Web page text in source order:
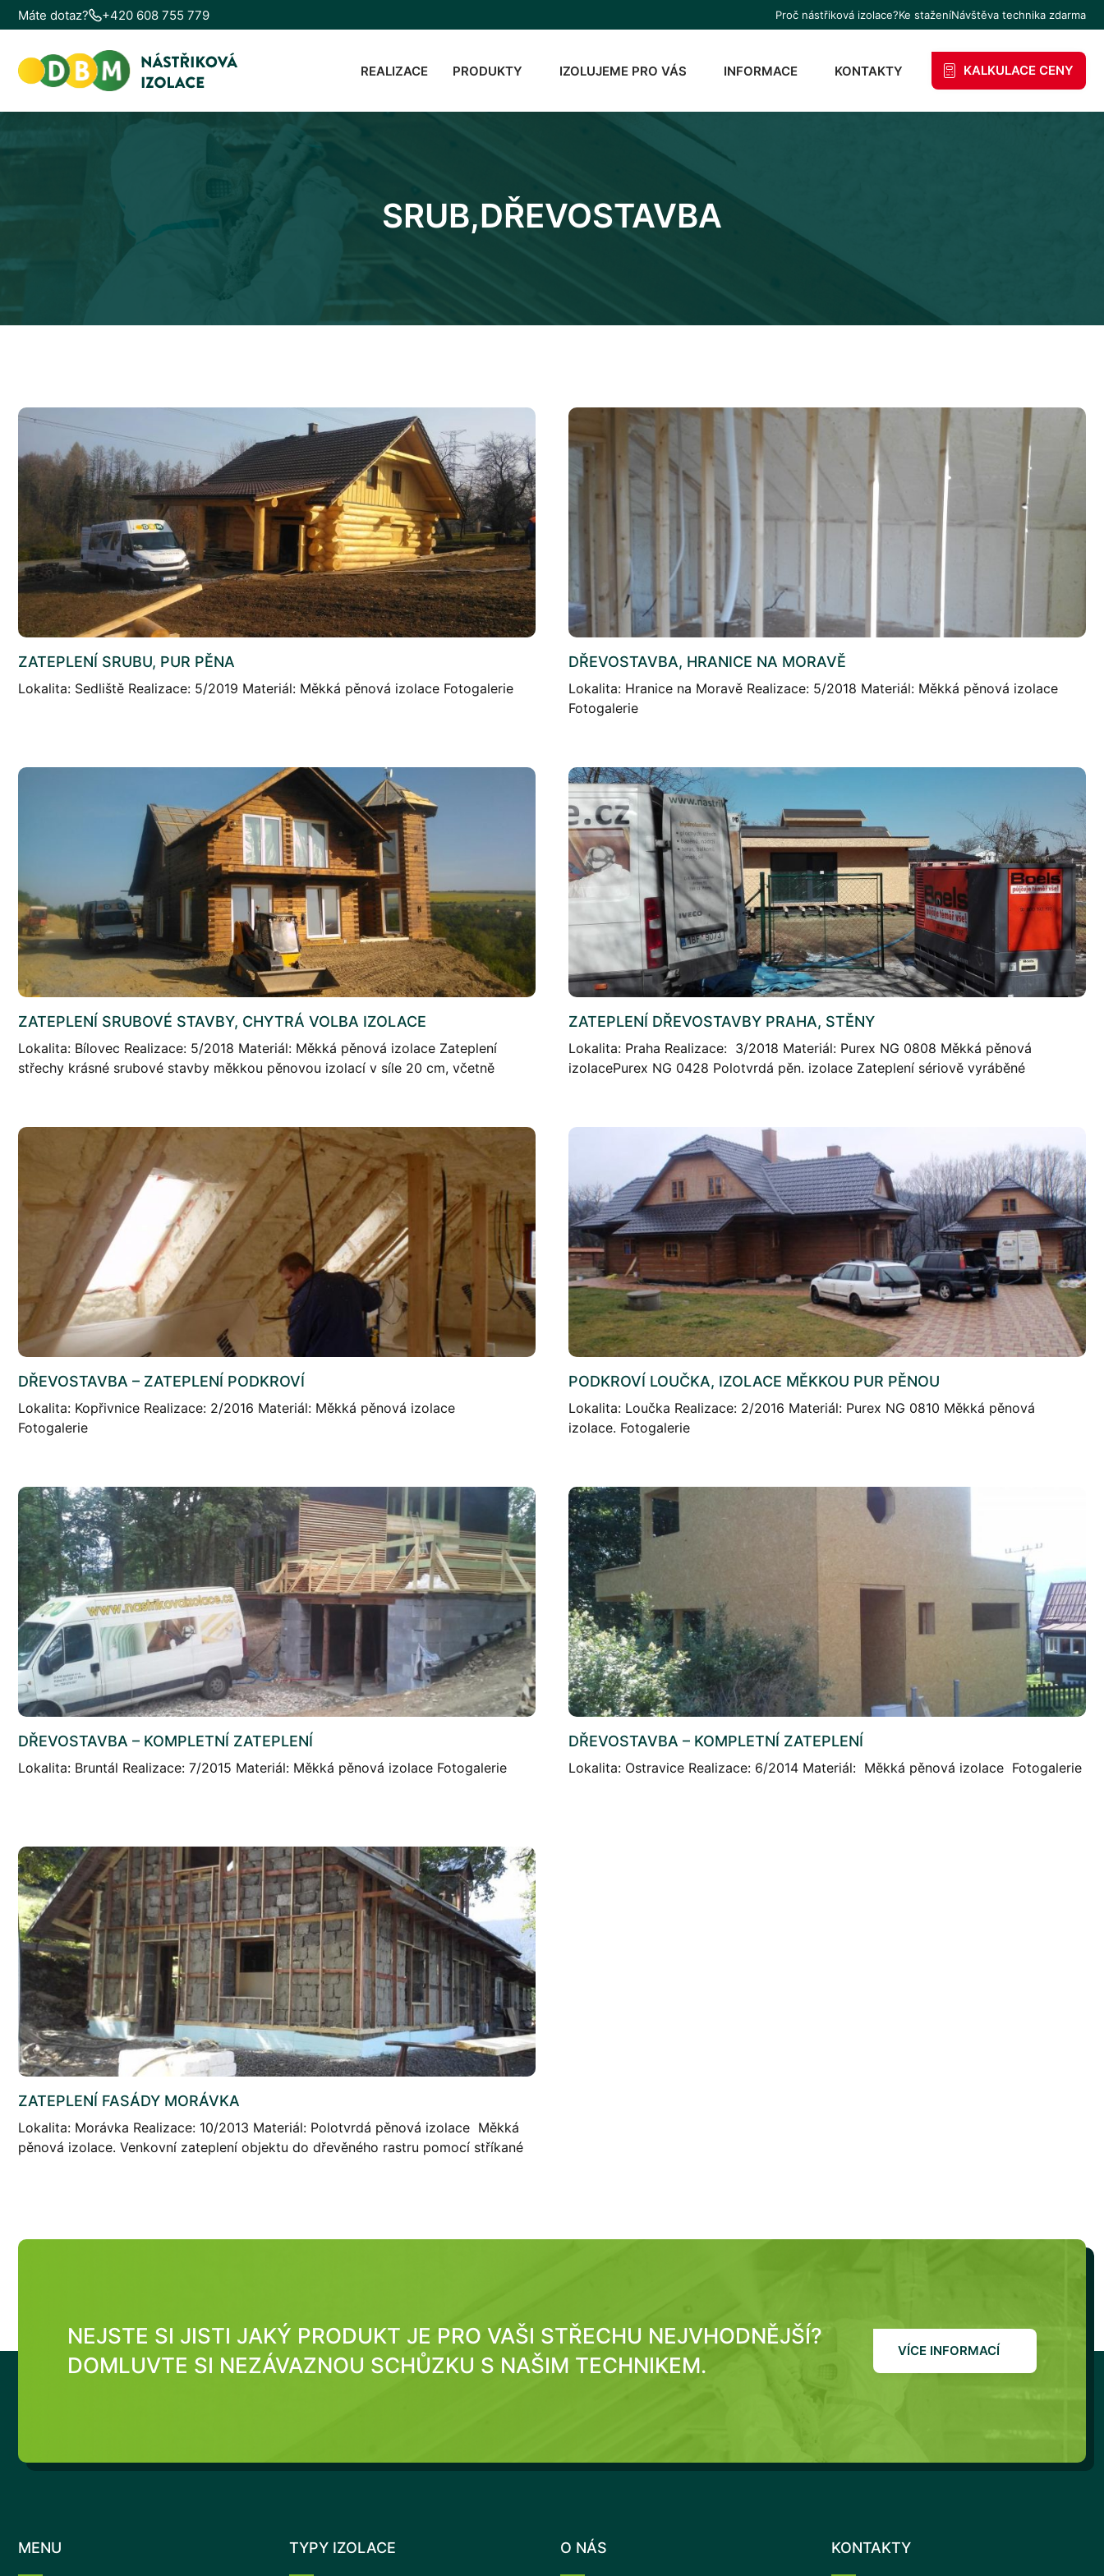
Máte dotaz? +420 608 755 779 Proč nástřiková izolace?Ke staženíNávštěva technika zdarma
REALIZACE PRODUKTY IZOLUJEME PRO VÁS INFORMACE KONTAKTY KALKULACE CENY
SRUB,DŘEVOSTAVBA
ZATEPLENÍ SRUBU, PUR PĚNA
Lokalita: Sedliště Realizace: 5/2019 Materiál: Měkká pěnová izolace Fotogalerie
DŘEVOSTAVBA, HRANICE NA MORAVĚ
Lokalita: Hranice na Moravě Realizace: 5/2018 Materiál: Měkká pěnová izolace
Fotogalerie
ZATEPLENÍ SRUBOVÉ STAVBY, CHYTRÁ VOLBA IZOLACE
Lokalita: Bílovec Realizace: 5/2018 Materiál: Měkká pěnová izolace Zateplení
střechy krásné srubové stavby měkkou pěnovou izolací v síle 20 cm, včetně
ZATEPLENÍ DŘEVOSTAVBY PRAHA, STĚNY
Lokalita: Praha Realizace: 3/2018 Materiál: Purex NG 0808 Měkká pěnová
izolacePurex NG 0428 Polotvrdá pěn. izolace Zateplení sériově vyráběné
DŘEVOSTAVBA – ZATEPLENÍ PODKROVÍ
Lokalita: Kopřivnice Realizace: 2/2016 Materiál: Měkká pěnová izolace
Fotogalerie
PODKROVÍ LOUČKA, IZOLACE MĚKKOU PUR PĚNOU
Lokalita: Loučka Realizace: 2/2016 Materiál: Purex NG 0810 Měkká pěnová
izolace. Fotogalerie
DŘEVOSTAVBA – KOMPLETNÍ ZATEPLENÍ
Lokalita: Bruntál Realizace: 7/2015 Materiál: Měkká pěnová izolace Fotogalerie
DŘEVOSTAVBA – KOMPLETNÍ ZATEPLENÍ
Lokalita: Ostravice Realizace: 6/2014 Materiál: Měkká pěnová izolace Fotogalerie
ZATEPLENÍ FASÁDY MORÁVKA
Lokalita: Morávka Realizace: 10/2013 Materiál: Polotvrdá pěnová izolace Měkká
pěnová izolace. Venkovní zateplení objektu do dřevěného rastru pomocí stříkané
NEJSTE SI JISTI JAKÝ PRODUKT JE PRO VAŠI STŘECHU NEJVHODNĚJŠÍ?
DOMLUVTE SI NEZÁVAZNOU SCHŮZKU S NAŠIM TECHNIKEM.
VÍCE INFORMACÍ
MENU TYPY IZOLACE O NÁS KONTAKTY